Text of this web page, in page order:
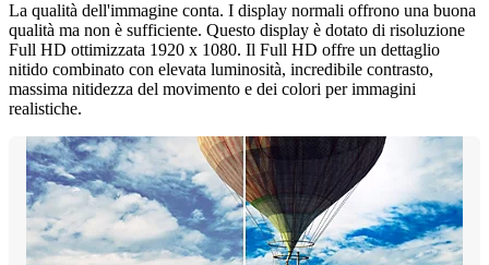
La qualità dell'immagine conta. I display normali offrono una buona
qualità ma non è sufficiente. Questo display è dotato di risoluzione
Full HD ottimizzata 1920 x 1080. Il Full HD offre un dettaglio
nitido combinato con elevata luminosità, incredibile contrasto,
massima nitidezza del movimento e dei colori per immagini
realistiche.